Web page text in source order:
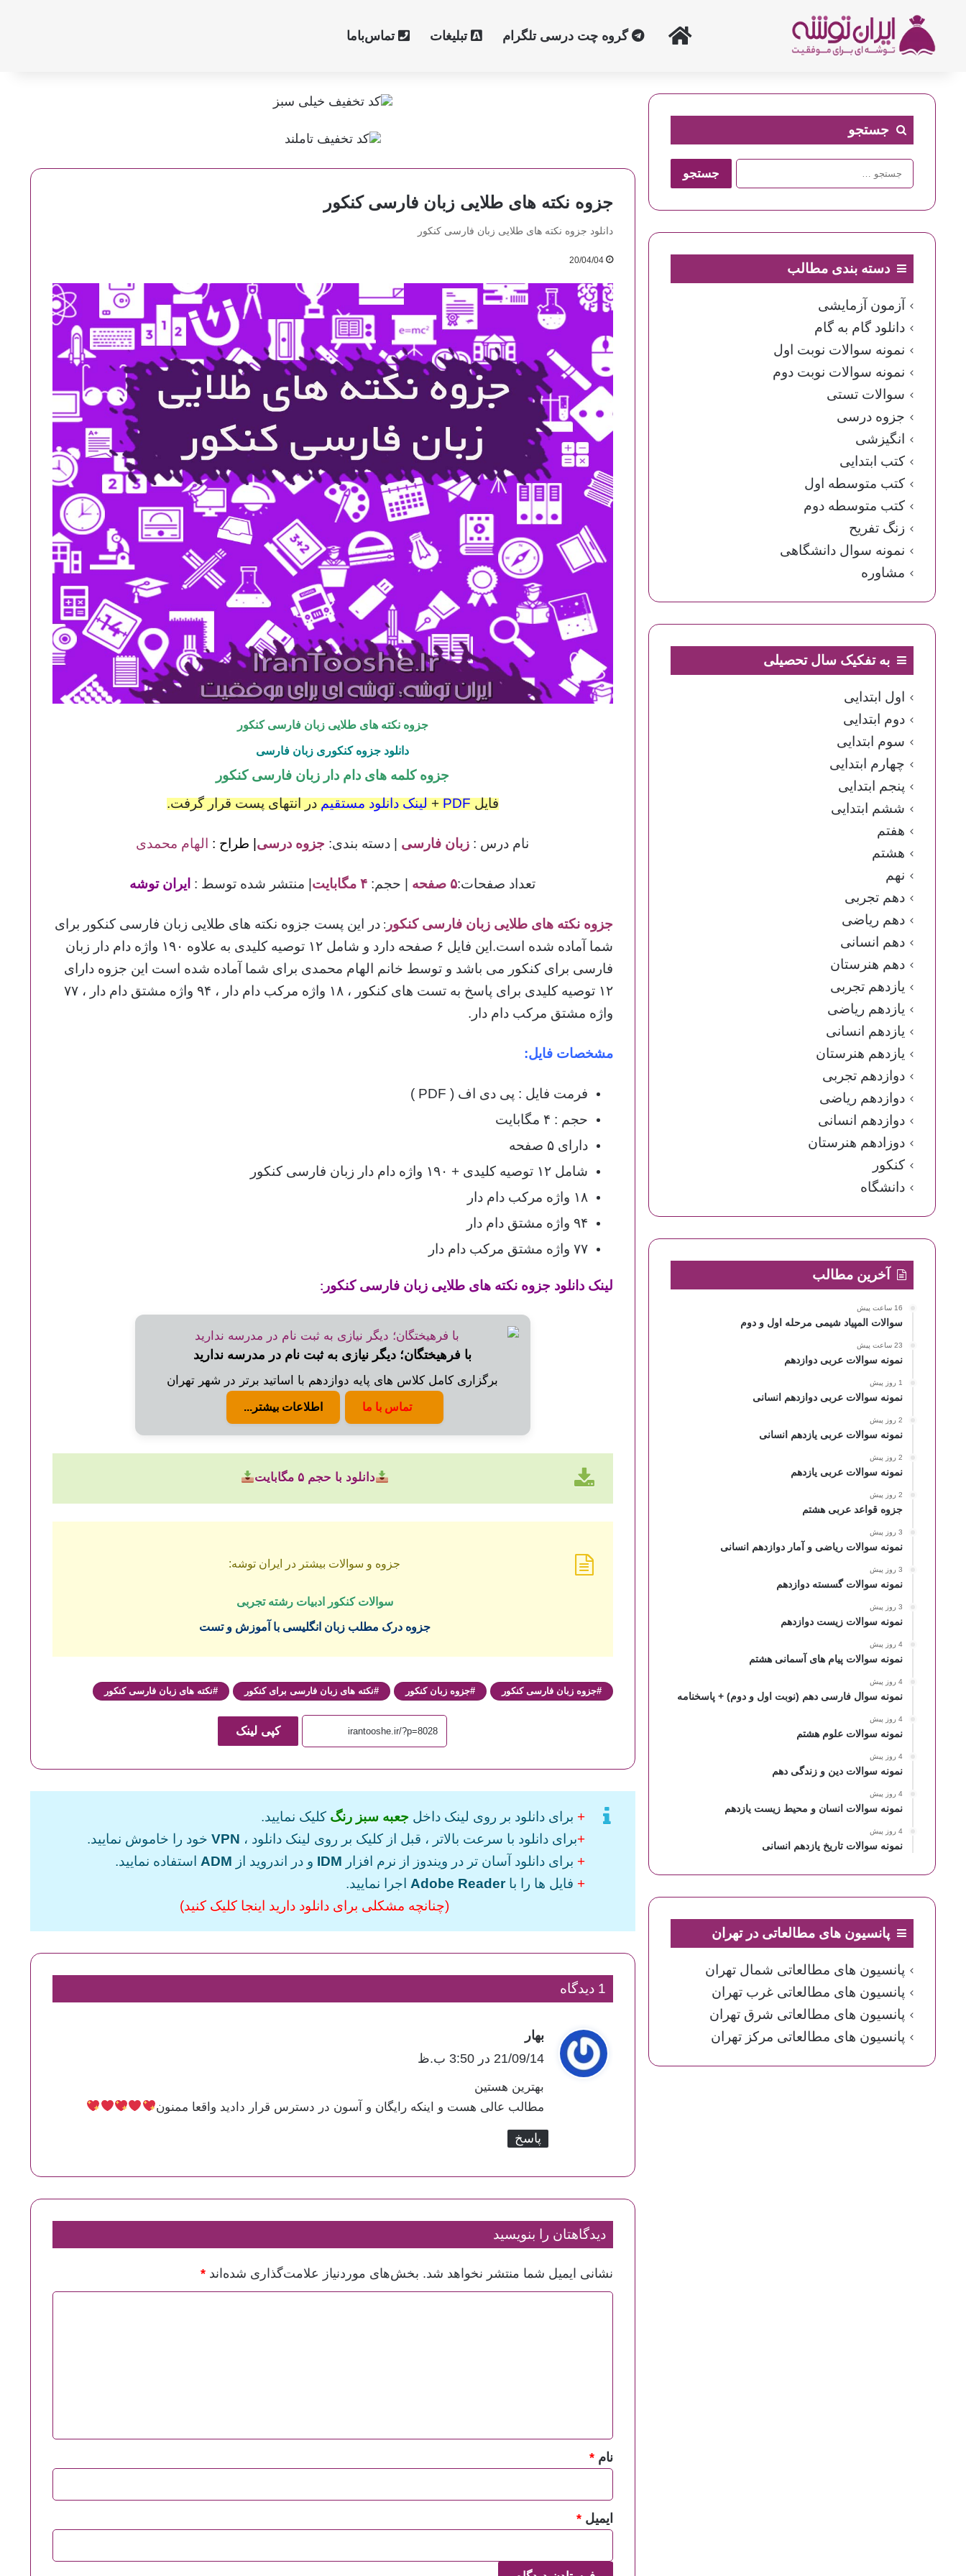
خانه گروه چت درسی تلگرام تبلیغات تماس‌با‌ما
جزوه نکته های طلایی زبان فارسی کنکور
دانلود جزوه نکته های طلایی زبان فارسی کنکور
20/04/04
جزوه نکته های طلایی زبان فارسی کنکور
دانلود جزوه کنکوری زبان فارسی
جزوه کلمه های دام دار زبان فارسی کنکور
فایلPDF
+لینک دانلود مستقیمدر انتهای پست قرار گرفت.
نام درس : زبان فارسی | دسته بندی: جزوه درسی| طراح : الهام محمدی
تعداد صفحات:۵ صفحه | حجم: ۴ مگابایت | منتشر شده توسط : ایران توشه
جزوه نکته های طلایی زبان فارسی کنکور : در این پست جزوه نکته های طلایی زبان فارسی کنکور برای
شما آماده شده است.این فایل ۶ صفحه دارد و شامل ۱۲ توصیه کلیدی به علاوه ۱۹۰ واژه دام دار زبان
فارسی برای کنکور می باشد و توسط خانم الهام محمدی برای شما آماده شده است این جزوه دارای
۱۲ توصیه کلیدی برای پاسخ به تست های کنکور ، ۱۸ واژه مرکب دام دار ، ۹۴ واژه مشتق دام دار ، ۷۷
واژه مشتق مرکب دام دار.
مشخصات فایل:
فرمت فایل : پی دی اف ( PDF )
حجم : ۴ مگابایت
دارای ۵ صفحه
شامل ۱۲ توصیه کلیدی + ۱۹۰ واژه دام دار زبان فارسی کنکور
۱۸ واژه مرکب دام دار
۹۴ واژه مشتق دام دار
۷۷ واژه مشتق مرکب دام دار
لینک دانلود جزوه نکته های طلایی زبان فارسی کنکور :
با فرهیختگان؛ دیگر نیازی به ثبت نام در مدرسه ندارید
برگزاری کامل کلاس های پایه دوازدهم با اساتید برتر در شهر تهران
تماس با ما اطلاعات بیشتر...
دانلود با حجم ۵ مگابایت
جزوه و سوالات بیشتر در ایران توشه:
سوالات کنکور ادبیات رشته تجربی
جزوه درک مطلب زبان انگلیسی با آموزش و تست
جزوه زبان فارسی کنکور جزوه زبان کنکور نکته های زبان فارسی برای کنکور نکته های زبان فارسی کنکور
کپی لینک
+ برای دانلود بر روی لینک داخل جعبه سبز رنگ کلیک نمایید.
+برای دانلود با سرعت بالاتر ، قبل از کلیک بر روی لینک دانلود ، VPNخود را خاموش نمایید.
+ برای دانلود آسان تر در ویندوز از نرم افزار IDM و در اندروید از ADM استفاده نمایید.
+ فایل ها را با Adobe Reader اجرا نمایید.
(چنانچه مشکلی برای دانلود دارید اینجا کلیک کنید)
1 دیدگاه
بهار
ف
:
21/09/14 در 3:50 ب.ظ
بهترین هستین
مطالب عالی هست و اینکه رایگان و آسون در دسترس قرار دادید واقعا ممنون
پاسخ
دیدگاهتان را بنویسید
نشانی ایمیل شما منتشر نخواهد شد. بخش‌های موردنیاز علامت‌گذاری شده‌اند *
نام *
ایمیل *
جستجو
جستجو
برای:
دسته بندی مطالب
آزمون آزمایشی
دانلود گام به گام
نمونه سوالات نوبت اول
نمونه سوالات نوبت دوم
سوالات تستی
جزوه درسی
انگیزشی
کتب ابتدایی
کتب متوسطه اول
کتب متوسطه دوم
زنگ تفریح
نمونه سوال دانشگاهی
مشاوره
به تفکیک سال تحصیلی
اول ابتدایی
دوم ابتدایی
سوم ابتدایی
چهارم ابتدایی
پنجم ابتدایی
ششم ابتدایی
هفتم
هشتم
نهم
دهم تجربی
دهم ریاضی
دهم انسانی
دهم هنرستان
یازدهم تجربی
یازدهم ریاضی
یازدهم انسانی
یازدهم هنرستان
دوازدهم تجربی
دوازدهم ریاضی
دوازدهم انسانی
دوزادهم هنرستان
کنکور
دانشگاه
آخرین مطالب
16 ساعت پیش
سوالات المپیاد شیمی مرحله اول و دوم
23 ساعت پیش
نمونه سوالات عربی دوازدهم
1 روز پیش
نمونه سوالات عربی دوازدهم انسانی
2 روز پیش
نمونه سوالات عربی یازدهم انسانی
2 روز پیش
نمونه سوالات عربی یازدهم
2 روز پیش
جزوه قواعد عربی هشتم
3 روز پیش
نمونه سوالات ریاضی و آمار دوازدهم انسانی
3 روز پیش
نمونه سوالات گسسته دوازدهم
3 روز پیش
نمونه سوالات زیست دوازدهم
4 روز پیش
نمونه سوالات پیام های آسمانی هشتم
4 روز پیش
نمونه سوال فارسی دهم (نوبت اول و دوم) + پاسخنامه
4 روز پیش
نمونه سوالات علوم هشتم
4 روز پیش
نمونه سوالات دین و زندگی دهم
4 روز پیش
نمونه سوالات انسان و محیط زیست یازدهم
4 روز پیش
نمونه سوالات تاریخ یازدهم انسانی
پانسیون های مطالعاتی در تهران
پانسیون های مطالعاتی شمال تهران
پانسیون های مطالعاتی غرب تهران
پانسیون های مطالعاتی شرق تهران
پانسیون های مطالعاتی مرکز تهران